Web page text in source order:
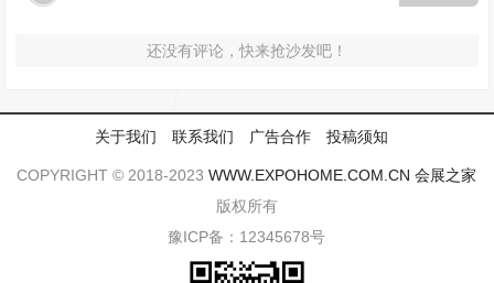
还没有评论，快来抢沙发吧！
关于我们 联系我们 广告合作 投稿须知
COPYRIGHT © 2018-2023WWW.EXPOHOME.COM.CN 会展之家
版权所有
豫ICP备：12345678号